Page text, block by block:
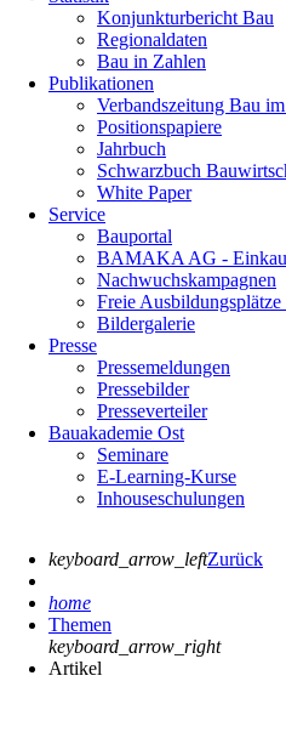
Konjunkturbericht Bau
Regionaldaten
Bau in Zahlen
Publikationen
Verbandszeitung Bau
Positionspapiere
Jahrbuch
Schwarzbuch
White Paper
Service
Bauportal
BAMAKA AG -
Nachwuchskampagnen
Freie Ausbildungsplätze
Bildergalerie
Presse
Pressemeldungen
Pressebilder
Presseverteiler
Bauakademie Ost
Seminare
E-Learning-Kurse
Inhouseschulungen
keyboard_arrow_leftZurück
home
Themen
keyboard_arrow_right
Artikel